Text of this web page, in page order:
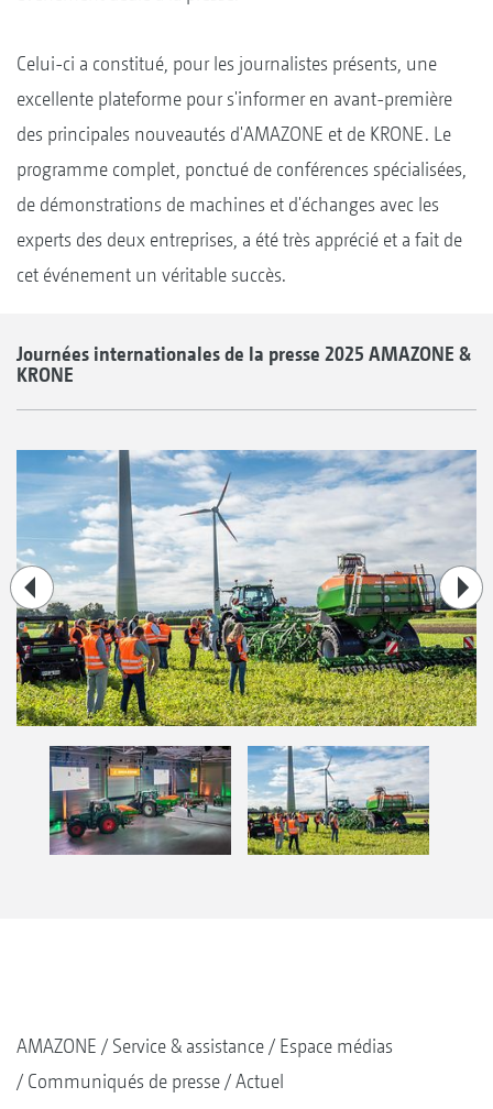
Celui-ci a constitué, pour les journalistes présents, une
excellente plateforme pour s'informer en avant-première
des principales nouveautés d'AMAZONE et de KRONE. Le
programme complet, ponctué de conférences spécialisées,
de démonstrations de machines et d'échanges avec les
experts des deux entreprises, a été très apprécié et a fait de
cet événement un véritable succès.
Journées internationales de la presse 2025 AMAZONE &
KRONE
AMAZONE Service & assistance
Espace médias
Communiqués de presse
Actuel